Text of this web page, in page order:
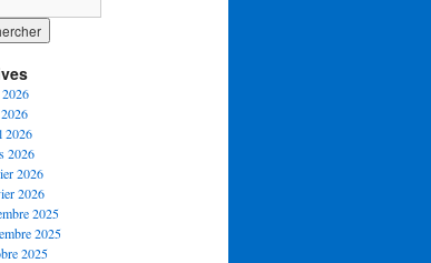
2026
2026
2026
2026
2025
2025
2025